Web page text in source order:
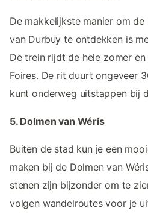
De makkelijkste manier om
van Durbuy te ontdekken is
De trein rijdt de hele zomer
Foires. De rit duurt ongeveer
kunt onderweg uitstappen bij
5. Dolmen van Wéris
Buiten de stad kun je een
maken bij de Dolmen van
stenen zijn bijzonder om te
volgen wandelroutes voor je